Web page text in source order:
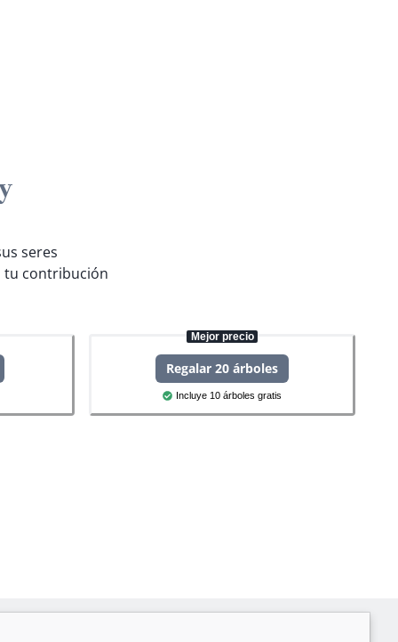
seres
tu contribución
Mejor precio
Regalar 20 árboles
Incluye 10 árboles gratis